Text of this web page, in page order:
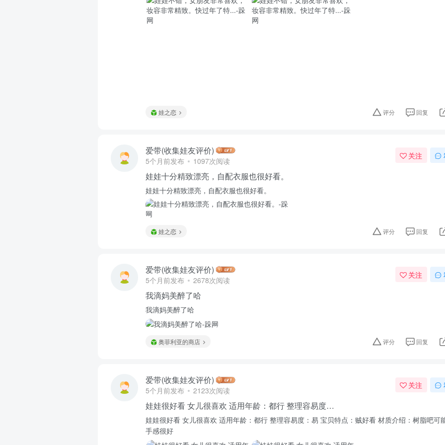
娃之恋 评分 回复
爱带(收集娃友评价)
5个月前发布 1097次阅读
关注
娃娃十分精致漂亮，自配衣服也很好看。
娃娃十分精致漂亮，自配衣服也很好看。
娃之恋 评分 回复
爱带(收集娃友评价)
5个月前发布 2678次阅读
关注
我滴妈美醉了哈
我滴妈美醉了哈
奥菲利亚的商店 评分 回复
爱带(收集娃友评价)
5个月前发布 2123次阅读
关注
娃娃很好看 女儿很喜欢 适用年龄：都行 整理容易度…
娃娃很好看 女儿很喜欢 适用年龄：都行 整理容易度：易 宝贝特点：贼好看 材质介绍：树脂吧可
手感很好